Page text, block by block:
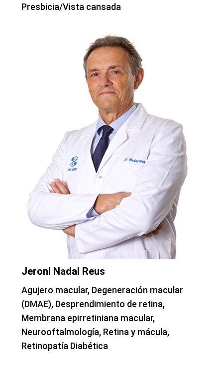
Presbicia/Vista cansada
Jeroni Nadal Reus
Agujero macular, Degeneración macular
(DMAE), Desprendimiento de retina,
Membrana epirretiniana macular,
Neurooftalmología, Retina y mácula,
Retinopatía Diabética